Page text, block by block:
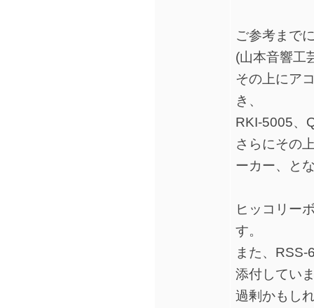
ご参考まで
(山本音響工
その上にア
き、
RKI-5005、
さらにその
ーカー、と
ヒッコリー
す。
また、RSS-
添付してい
過剰かもし